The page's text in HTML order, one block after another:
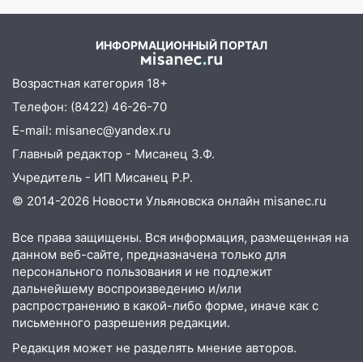
11:17 В Радищевском районе сгорели
хозяйственные постройки
В Канадее горел жилой дом
10:18
Губернатор Ульяновской области:
уничтожено четыре беспилотника в
регионе
10:00 В Ульяновске дотла сгорел
легковой автомобиль
09:39 В Ульяновске будут судить десять
наркодилеров, снабжавших две области
09:25 Вынесли приговор дебоширам,
избившим мужчину в трамвае
08:27 Ульяновская полиция получила
один из шести уникальных автомобилей
в России
ИНФОРМАЦИОННЫЙ ПОРТАЛ
Возрастная категория 18+
Телефон: (8422) 46-26-70
E-mail: misanec@yandex.ru
Главный редактор - Мисанец З.Ф.
Учредитель - ИП Мисанец Р.Р.
© 2014-2026 Новости Ульяновска онлайн misanec.ru
Все права защищены. Вся информация, размещенная на
данном веб-сайте, предназначена только для
персонального пользования и не подлежит
дальнейшему воспроизведению и/или
распространению в какой-либо форме, иначе как с
письменного разрешения редакции.
Редакция может не разделять мнение авторов.